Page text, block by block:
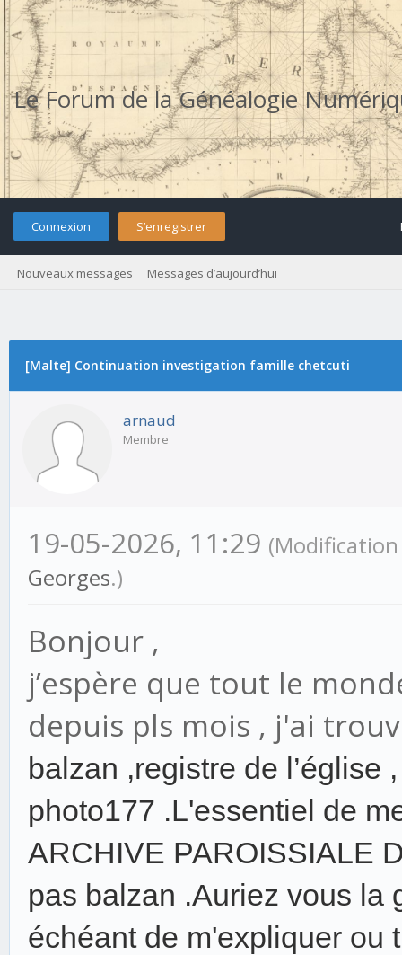
Le Forum de la Généalogie
Connexion S’enregistrer
Nouveaux messages Messages d’aujourd’hui
[Malte] Continuation investigation famille chetcuti
arnaud
Membre
19-05-2026, 11:29
Georges.)
Bonjour ,
j’espère que tout le
depuis pls mois , j'ai
balzan ,registre de l’église
photo177 .L'essentiel de
ARCHIVE PAROISSIALE
pas balzan .Auriez vous la
échéant de m'expliquer ou